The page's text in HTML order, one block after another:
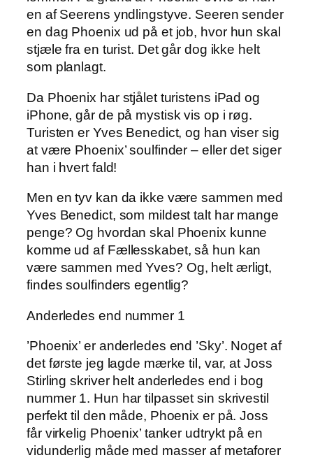
en af Seerens yndlingstyve. Seeren sender
en dag Phoenix ud på et job, hvor hun skal
stjæle fra en turist. Det går dog ikke helt
som planlagt.
Da Phoenix har stjålet turistens iPad og
iPhone, går de på mystisk vis op i røg.
Turisten er Yves Benedict, og han viser sig
at være Phoenix’ soulfinder – eller det siger
han i hvert fald!
Men en tyv kan da ikke være sammen med
Yves Benedict, som mildest talt har mange
penge? Og hvordan skal Phoenix kunne
komme ud af Fællesskabet, så hun kan
være sammen med Yves? Og, helt ærligt,
findes soulfinders egentlig?
Anderledes end nummer 1
’Phoenix’ er anderledes end ’Sky’. Noget af
det første jeg lagde mærke til, var, at Joss
Stirling skriver helt anderledes end i bog
nummer 1. Hun har tilpasset sin skrivestil
perfekt til den måde, Phoenix er på. Joss
får virkelig Phoenix’ tanker udtrykt på en
vidunderlig måde med masser af metaforer